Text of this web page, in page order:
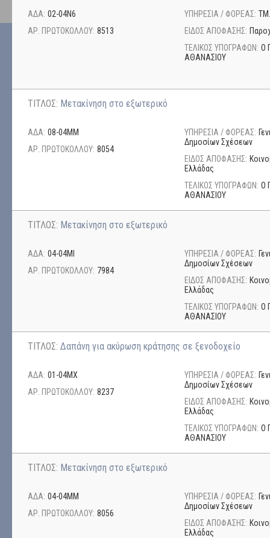
ΑΔΑ: 02-04Ν6
ΑΡ. ΠΡΩΤΟΚΟΛΛΟΥ: 8513
ΥΠΗΡΕΣΙΑ / ΦΟΡΕΑΣ:
ΕΙΔΟΣ ΑΠΟΦΑΣΗΣ:
ΤΕΛΙΚΟΣ ΥΠΟΓΡΑΦΩΝ: Ο
ΑΘΑΝΑΣΙΟΥ
ΤΙΤΛΟΣ: Μετακίνηση στο εξωτερικό
ΑΔΑ: 08-04ΜΜ
ΑΡ. ΠΡΩΤΟΚΟΛΛΟΥ: 8054
ΥΠΗΡΕΣΙΑ / ΦΟΡΕΑΣ:
Δημοσίων Σχέσεων
ΕΙΔΟΣ ΑΠΟΦΑΣΗΣ:
Ελλάδας
ΤΕΛΙΚΟΣ ΥΠΟΓΡΑΦΩΝ: Ο
ΑΘΑΝΑΣΙΟΥ
ΤΙΤΛΟΣ: Μετακίνηση στο εξωτερικό
ΑΔΑ: 04-04ΜΙ
ΑΡ. ΠΡΩΤΟΚΟΛΛΟΥ: 7984
ΥΠΗΡΕΣΙΑ / ΦΟΡΕΑΣ:
Δημοσίων Σχέσεων
ΕΙΔΟΣ ΑΠΟΦΑΣΗΣ:
Ελλάδας
ΤΕΛΙΚΟΣ ΥΠΟΓΡΑΦΩΝ: Ο
ΑΘΑΝΑΣΙΟΥ
ΤΙΤΛΟΣ: Δαπάνη για ακύρωση κράτησης σε ξενοδοχείο
ΑΔΑ: 01-04ΜΧ
ΑΡ. ΠΡΩΤΟΚΟΛΛΟΥ: 8237
ΥΠΗΡΕΣΙΑ / ΦΟΡΕΑΣ:
Δημοσίων Σχέσεων
ΕΙΔΟΣ ΑΠΟΦΑΣΗΣ:
Ελλάδας
ΤΕΛΙΚΟΣ ΥΠΟΓΡΑΦΩΝ: Ο
ΑΘΑΝΑΣΙΟΥ
ΤΙΤΛΟΣ: Μετακίνηση στο εξωτερικό
ΑΔΑ: 04-04ΜΜ
ΑΡ. ΠΡΩΤΟΚΟΛΛΟΥ: 8056
ΥΠΗΡΕΣΙΑ / ΦΟΡΕΑΣ:
Δημοσίων Σχέσεων
ΕΙΔΟΣ ΑΠΟΦΑΣΗΣ:
Ελλάδας